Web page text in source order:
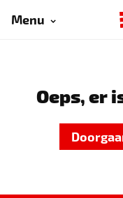
Menu
Oeps, er